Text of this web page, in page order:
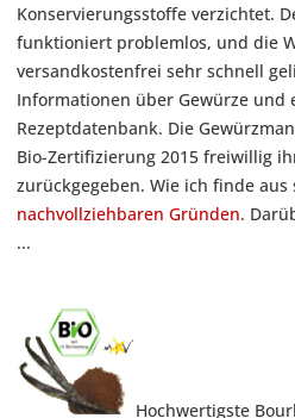
Konservierungsstoffe verzichtet.
funktioniert problemlos, und die
versandkostenfrei sehr schnell
Informationen über Gewürze und
Rezeptdatenbank. Die
Bio-Zertifizierung 2015 freiwillig
zurückgegeben. Wie ich finde
nachvollziehbaren Gründen.
...
Hochwertigste